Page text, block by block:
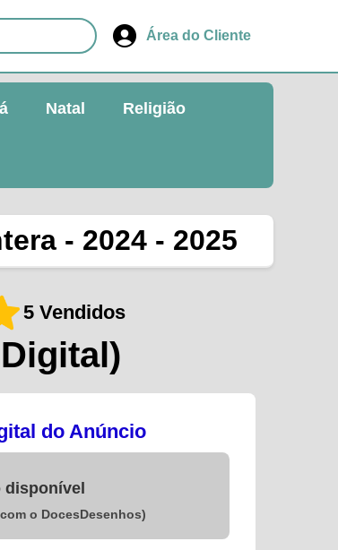
Área do Cliente
Natal Religião
- 2024 - 2025
5 Vendidos
do Anúncio
disponível
o DocesDesenhos)